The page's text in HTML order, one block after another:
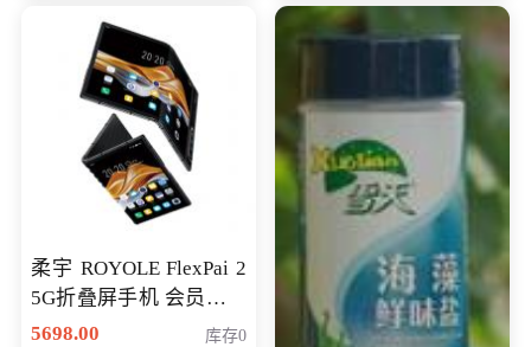
柔宇 ROYOLE FlexPai 2
5G折叠屏手机 会员专享
购买价格 4998元
5698.00 库存0